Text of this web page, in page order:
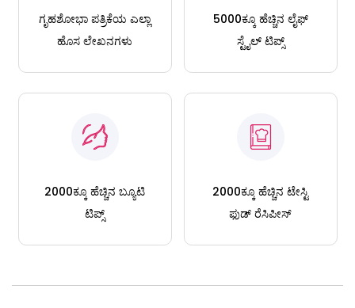
ಗೃಹಶೋಭಾ ಪತ್ರಿಕೆಯ ಎಲ್ಲಾ
ಹೊಸ ಲೇಖನಗಳು
5000ಕ್ಕೂ ಹೆಚ್ಚಿನ ಲೈಫ್
ಸ್ಟೈಲ್ ಟಿಪ್ಸ್
2000ಕ್ಕೂ ಹೆಚ್ಚಿನ ಬ್ಯೂಟಿ
ಟಿಪ್ಸ್
2000ಕ್ಕೂ ಹೆಚ್ಚಿನ ಟೇಸ್ಟಿ
ಫುಡ್ ರೆಸಿಪೀಸ್